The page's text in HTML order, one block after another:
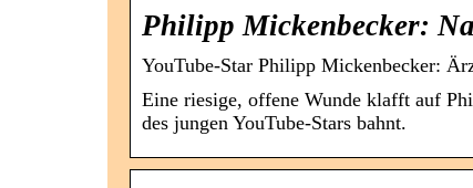
Philipp Mickenbecker:
YouTube-Star Philipp Mickenbecker:
Eine riesige, offene Wunde klafft auf
des jungen YouTube-Stars bahnt.